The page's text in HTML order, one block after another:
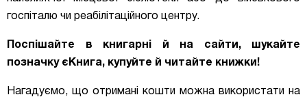
госпіталю чи реабілітаційного центру.
Поспішайте в книгарні й на сайти, шукайте
позначку єКнига, купуйте й читайте книжки!
Нагадуємо, що отримані кошти можна використати на